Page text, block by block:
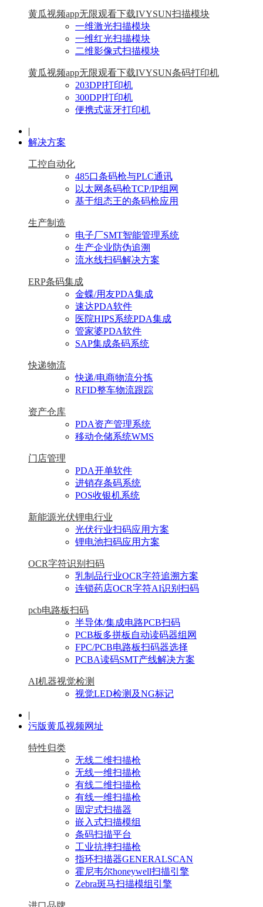
黄瓜视频app无限观看下载IVYSUN扫描模块
一维激光扫描模块
一维红光扫描模块
二维影像式扫描模块
黄瓜视频app无限观看下载IVYSUN条码打印机
203DPI打印机
300DPI打印机
便携式蓝牙打印机
|
解决方案
工控自动化
485口条码枪与PLC通讯
以太网条码枪TCP/IP组网
基于组态王的条码枪应用
生产制造
电子厂SMT智能管理系统
生产企业防伪追溯
流水线扫码解决方案
ERP条码集成
金蝶/用友PDA集成
速达PDA软件
医院HIPS系统PDA集成
管家婆PDA软件
SAP集成条码系统
快递物流
快递/电商物流分拣
RFID整车物流跟踪
资产仓库
PDA资产管理系统
移动仓储系统WMS
门店管理
PDA开单软件
进销存条码系统
POS收银机系统
新能源光伏锂电行业
光伏行业扫码应用方案
锂电池扫码应用方案
OCR字符识别扫码
乳制品行业OCR字符追溯方案
连锁药店OCR字符AI识别扫码
pcb电路板扫码
半导体/集成电路PCB扫码
PCB板多拼板自动读码器组网
FPC/PCB电路板扫码器选择
PCBA读码SMT产线解决方案
AI机器视觉检测
视觉LED检测及NG标记
|
污版黄瓜视频网址
特性归类
无线二维扫描枪
无线一维扫描枪
有线二维扫描枪
有线一维扫描枪
固定式扫描器
嵌入式扫描模组
条码扫描平台
工业抗摔扫描枪
指环扫描器GENERALSCAN
霍尼韦尔honeywell扫描引擎
Zebra斑马扫描模组引擎